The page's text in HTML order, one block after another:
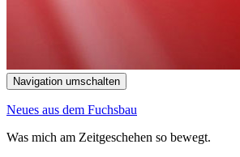
Navigation umschalten
Neues aus dem Fuchsbau
Was mich am Zeitgeschehen so bewegt.